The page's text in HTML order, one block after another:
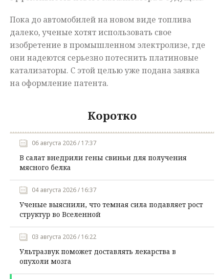
Пока до автомобилей на новом виде топлива
далеко, ученые хотят использовать свое
изобретение в промышленном электролизе, где
они надеются серьезно потеснить платиновые
катализаторы. С этой целью уже подана заявка
на оформление патента.
Коротко
06 августа 2026 / 17:37
В салат внедрили гены свиньи для получения
мясного белка
04 августа 2026 / 16:37
Ученые выяснили, что темная сила подавляет рост
структур во Вселенной
03 августа 2026 / 16:22
Ультразвук поможет доставлять лекарства в
опухоли мозга